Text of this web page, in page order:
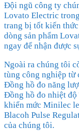
Đội ngũ công ty
Lovato Electric
trang bị tốt kiến
dòng sản phẩm
ngay để nhận được
Ngoài ra chúng tôi
tùng công nghiệp từ
Đồng hồ đo năng
Đồng hồ đo nhiệt độ
khiển mức Minilec
Blacoh Pulse
của chúng tôi.